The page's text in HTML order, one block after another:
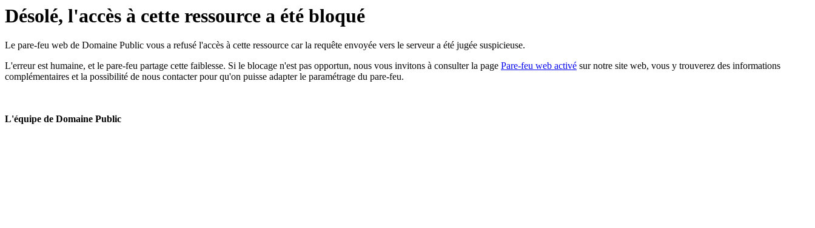
Désolé, l'accès à cette ressource a été bloqué
Le pare-feu web de Domaine Public vous a refusé l'accès à cette ressource car la requête envoyée vers le serveur a été jugée suspicieuse.
L'erreur est humaine, et le pare-feu partage cette faiblesse. Si le blocage n'est pas opportun, nous vous invitons à consulter la page Pare-feu web activé sur notre site web, vous y trouverez des informations
complémentaires et la possibilité de nous contacter pour qu'on puisse adapter le paramétrage du pare-feu.
L'équipe de Domaine Public